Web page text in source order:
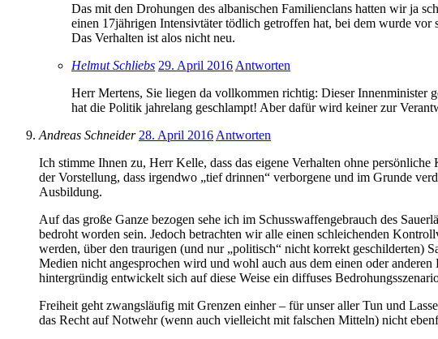
Das mit den Drohungen des albanischen Familienclans hatten wir ja
einen 17jährigen Intensivtäter tödlich getroffen hat, bei dem wurde
Das Verhalten ist alos nicht neu.
Helmut Schliebs 29. April 2016 Antworten
Herr Mertens, Sie liegen da vollkommen richtig: Dieser Innenminister
hat die Politik jahrelang geschlampt! Aber dafür wird keiner zur
Andreas Schneider 28. April 2016 Antworten
Ich stimme Ihnen zu, Herr Kelle, dass das eigene Verhalten ohne
der Vorstellung, dass irgendwo „tief drinnen“ verborgene und im Grunde
Ausbildung.
Auf das große Ganze bezogen sehe ich im Schusswaffengebrauch des
bedroht worden sein. Jedoch betrachten wir alle einen schleichenden
werden, über den traurigen (und nur „politisch“ nicht korrekt geschilderten)
Medien nicht angesprochen wird und wohl auch aus dem einen oder
hintergründig entwickelt sich auf diese Weise ein diffuses
Freiheit geht zwangsläufig mit Grenzen einher – für unser aller Tun und
das Recht auf Notwehr (wenn auch vielleicht mit falschen Mitteln) nicht